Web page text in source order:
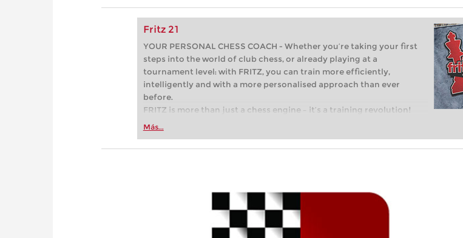
Fritz 21
YOUR PERSONAL CHESS COACH - Whether you’re taking your first
steps into the world of club chess, or already playing at a
tournament level: with FRITZ, you can train more efficiently,
intelligently and with a more personalised approach than ever
before.
FRITZ is more than just a chess engine – it’s a training revolution!
Whether you’re taking your first steps into the world of club chess,
more efficiently, intelligently and with a more personalised
Más...